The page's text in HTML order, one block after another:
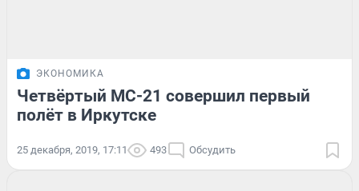
ЭКОНОМИКА
Четвёртый МС-21 совершил первый
полёт в Иркутске
25 декабря, 2019, 17:11 493 Обсудить